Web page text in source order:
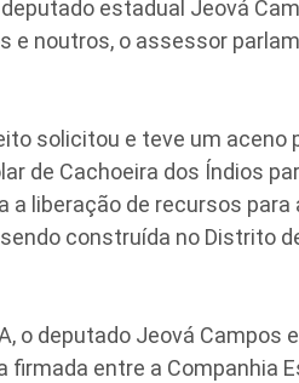
estadual Jeová
e noutros, o assessor
solicitou e teve um aceno
de Cachoeira dos Índios
a liberação de recursos para
construída no Distrito
o deputado Jeová Campos
entre a Companhia